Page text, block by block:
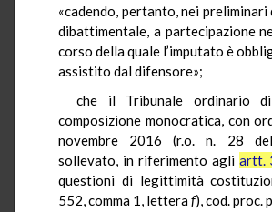
«cadendo, pertanto, nei preliminari
dibattimentale, a partecipazione
corso della quale l’imputato è
assistito dal difensore»;
che il Tribunale ordinario
composizione monocratica, con
novembre 2016 (r.o. n. 28
sollevato, in riferimento agli artt.
questioni di legittimità
552, comma 1, letteraf), cod. proc.